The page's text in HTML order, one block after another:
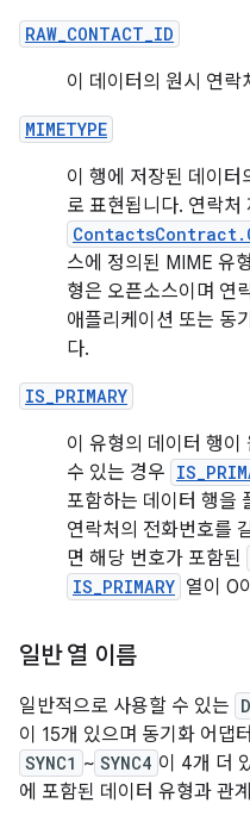
RAW_CONTACT_ID
이 데이터의 원시 연락
MIMETYPE
이 행에 저장된 데이
로 표현됩니다. 연락처
스에 정의된 MIME 유
형은 오픈소스이며 연
애플리케이션 또는 동
다.
IS_PRIMARY
이 유형의 데이터 행
수 있는 경우
포함하는 데이터 행을
연락처의 전화번호를
면 해당 번호가 포함된
IS_PRIMARY 열이 0
일반 열 이름
일반적으로 사용할 수 있는
이 15개 있으며 동기화 어댑
SYNC1 ~ SYNC4 이 4개 더
에 포함된 데이터 유형과 관